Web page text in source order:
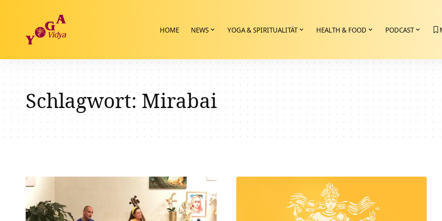
HOME NEWS YOGA & SPIRITUALITÄT HEALTH & FOOD PODCAST
Schlagwort:Mirabai